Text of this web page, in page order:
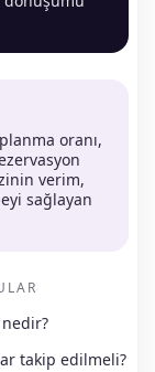
oranı,
verim,
sağlayan
takip edilmeli?